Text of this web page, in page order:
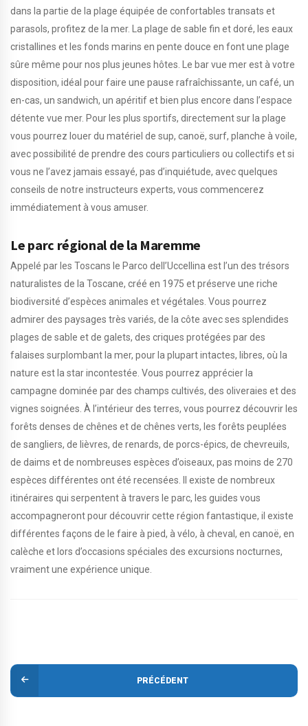
dans la partie de la plage équipée de confortables transats et
parasols, profitez de la mer. La plage de sable fin et doré, les eaux
cristallines et les fonds marins en pente douce en font une plage
sûre même pour nos plus jeunes hôtes. Le bar vue mer est à votre
disposition, idéal pour faire une pause rafraîchissante, un café, un
en-cas, un sandwich, un apéritif et bien plus encore dans l’espace
détente vue mer. Pour les plus sportifs, directement sur la plage
vous pourrez louer du matériel de sup, canoë, surf, planche à voile,
avec possibilité de prendre des cours particuliers ou collectifs et si
vous ne l’avez jamais essayé, pas d’inquiétude, avec quelques
conseils de notre instructeurs experts, vous commencerez
immédiatement à vous amuser.
Le parc régional de la Maremme
Appelé par les Toscans le Parco dell’Uccellina est l’un des trésors
naturalistes de la Toscane, créé en 1975 et préserve une riche
biodiversité d’espèces animales et végétales. Vous pourrez
admirer des paysages très variés, de la côte avec ses splendides
plages de sable et de galets, des criques protégées par des
falaises surplombant la mer, pour la plupart intactes, libres, où la
nature est la star incontestée. Vous pourrez apprécier la
campagne dominée par des champs cultivés, des oliveraies et des
vignes soignées. À l’intérieur des terres, vous pourrez découvrir les
forêts denses de chênes et de chênes verts, les forêts peuplées
de sangliers, de lièvres, de renards, de porcs-épics, de chevreuils,
de daims et de nombreuses espèces d’oiseaux, pas moins de 270
espèces différentes ont été recensées. Il existe de nombreux
itinéraires qui serpentent à travers le parc, les guides vous
accompagneront pour découvrir cette région fantastique, il existe
différentes façons de le faire à pied, à vélo, à cheval, en canoë, en
calèche et lors d’occasions spéciales des excursions nocturnes,
vraiment une expérience unique.
PRÉCÉDENT